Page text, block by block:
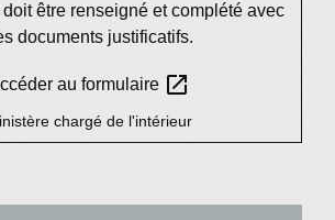
être renseigné et complété avec
documents justificatifs.
au formulaire open_in_new
chargé de l'intérieur